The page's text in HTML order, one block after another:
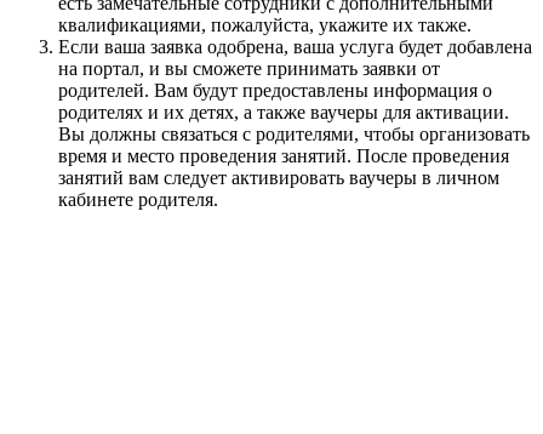
квалификациями, пожалуйста, укажите их также.
Если ваша заявка одобрена, ваша услуга будет добавлена
на портал, и вы сможете принимать заявки от
родителей. Вам будут предоставлены информация о
родителях и их детях, а также ваучеры для активации.
Вы должны связаться с родителями, чтобы организовать
время и место проведения занятий. После проведения
занятий вам следует активировать ваучеры в личном
кабинете родителя.